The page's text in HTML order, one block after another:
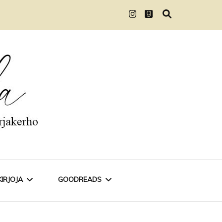
GOODREADS